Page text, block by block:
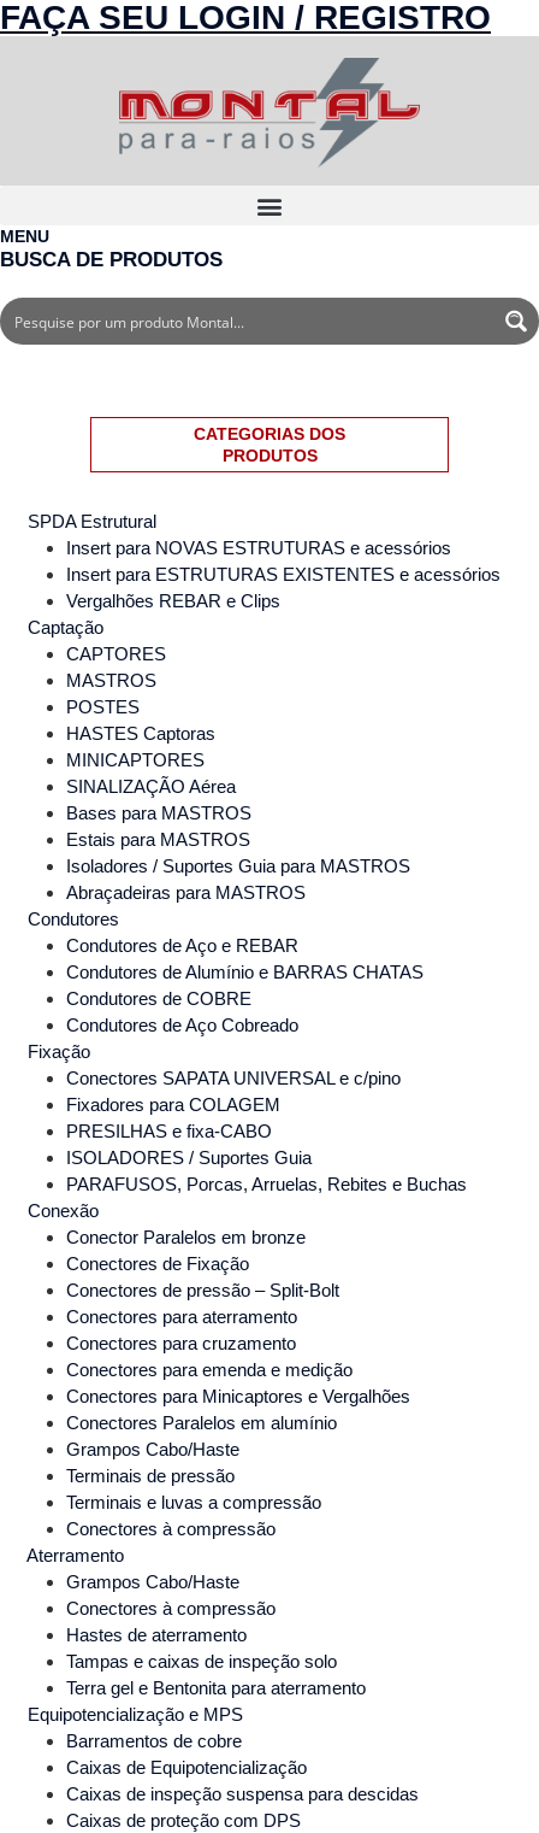
FAÇA SEU LOGIN / REGISTRO
MENU
BUSCA DE PRODUTOS
CATEGORIAS DOS
PRODUTOS
SPDA Estrutural
Insert para NOVAS ESTRUTURAS e acessórios
Insert para ESTRUTURAS EXISTENTES e acessórios
Vergalhões REBAR e Clips
Captação
CAPTORES
MASTROS
POSTES
HASTES Captoras
MINICAPTORES
SINALIZAÇÃO Aérea
Bases para MASTROS
Estais para MASTROS
Isoladores / Suportes Guia para MASTROS
Abraçadeiras para MASTROS
Condutores
Condutores de Aço e REBAR
Condutores de Alumínio e BARRAS CHATAS
Condutores de COBRE
Condutores de Aço Cobreado
Fixação
Conectores SAPATA UNIVERSAL e c/pino
Fixadores para COLAGEM
PRESILHAS e fixa-CABO
ISOLADORES / Suportes Guia
PARAFUSOS, Porcas, Arruelas, Rebites e Buchas
Conexão
Conector Paralelos em bronze
Conectores de Fixação
Conectores de pressão – Split-Bolt
Conectores para aterramento
Conectores para cruzamento
Conectores para emenda e medição
Conectores para Minicaptores e Vergalhões
Conectores Paralelos em alumínio
Grampos Cabo/Haste
Terminais de pressão
Terminais e luvas a compressão
Conectores à compressão
Aterramento
Grampos Cabo/Haste
Conectores à compressão
Hastes de aterramento
Tampas e caixas de inspeção solo
Terra gel e Bentonita para aterramento
Equipotencialização e MPS
Barramentos de cobre
Caixas de Equipotencialização
Caixas de inspeção suspensa para descidas
Caixas de proteção com DPS